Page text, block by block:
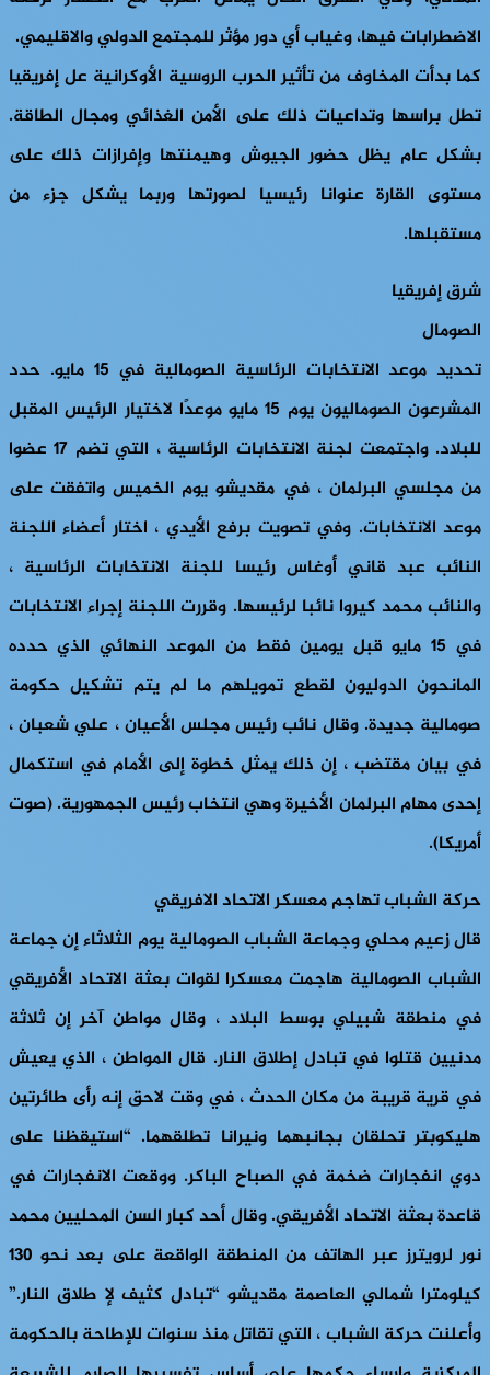
الاضطرابات فيها، وغياب أي دور مؤثر للمجتمع الدولي والاقليمي.
كما بدأت المخاوف من تأثير الحرب الروسية الأوكرانية عل إفريقيا
تطل براسها وتداعيات ذلك على الأمن الغذائي ومجال الطاقة.
بشكل عام يظل حضور الجيوش وهيمنتها وإفرازات ذلك على
مستوى القارة عنوانا رئيسيا لصورتها وربما يشكل جزء من
مستقبلها.
شرق إفريقيا
الصومال
تحديد موعد الانتخابات الرئاسية الصومالية في 15 مايو. حدد
المشرعون الصوماليون يوم 15 مايو موعدًا لاختيار الرئيس المقبل
للبلاد. واجتمعت لجنة الانتخابات الرئاسية ، التي تضم 17 عضوا
من مجلسي البرلمان ، في مقديشو يوم الخميس واتفقت على
موعد الانتخابات. وفي تصويت برفع الأيدي ، اختار أعضاء اللجنة
النائب عبد قاني أوغاس رئيسا للجنة الانتخابات الرئاسية ،
والنائب محمد كيروا نائبا لرئيسها. وقررت اللجنة إجراء الانتخابات
في 15 مايو قبل يومين فقط من الموعد النهائي الذي حدده
المانحون الدوليون لقطع تمويلهم ما لم يتم تشكيل حكومة
صومالية جديدة. وقال نائب رئيس مجلس الأعيان ، علي شعبان ،
في بيان مقتضب ، إن ذلك يمثل خطوة إلى الأمام في استكمال
إحدى مهام البرلمان الأخيرة وهي انتخاب رئيس الجمهورية. (صوت
أمريكا).
حركة الشباب تهاجم معسكر الاتحاد الافريقي
قال زعيم محلي وجماعة الشباب الصومالية يوم الثلاثاء إن جماعة
الشباب الصومالية هاجمت معسكرا لقوات بعثة الاتحاد الأفريقي
في منطقة شبيلي بوسط البلاد ، وقال مواطن آخر إن ثلاثة
مدنيين قتلوا في تبادل إطلاق النار. قال المواطن ، الذي يعيش
في قرية قريبة من مكان الحدث ، في وقت لاحق إنه رأى طائرتين
هليكوبتر تحلقان بجانبهما ونيرانا تطلقهما. “استيقظنا على
دوي انفجارات ضخمة في الصباح الباكر. ووقعت الانفجارات في
قاعدة بعثة الاتحاد الأفريقي. وقال أحد كبار السن المحليين محمد
نور لرويترز عبر الهاتف من المنطقة الواقعة على بعد نحو 130
كيلومترا شمالي العاصمة مقديشو “تبادل كثيف لإ طلاق النار.”
وأعلنت حركة الشباب ، التي تقاتل منذ سنوات للإطاحة بالحكومة